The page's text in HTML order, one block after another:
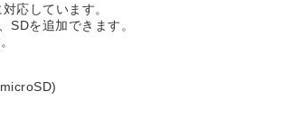
応しています。
を追加できます。